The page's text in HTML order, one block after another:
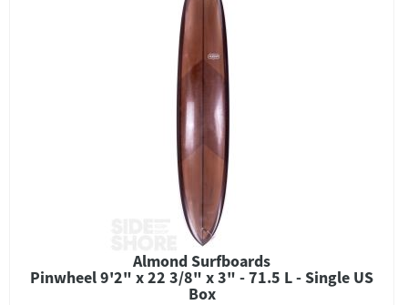
Almond Surfboards
Pinwheel 9'2" x 22 3/8" x 3" - 71.5 L - Single US
Box